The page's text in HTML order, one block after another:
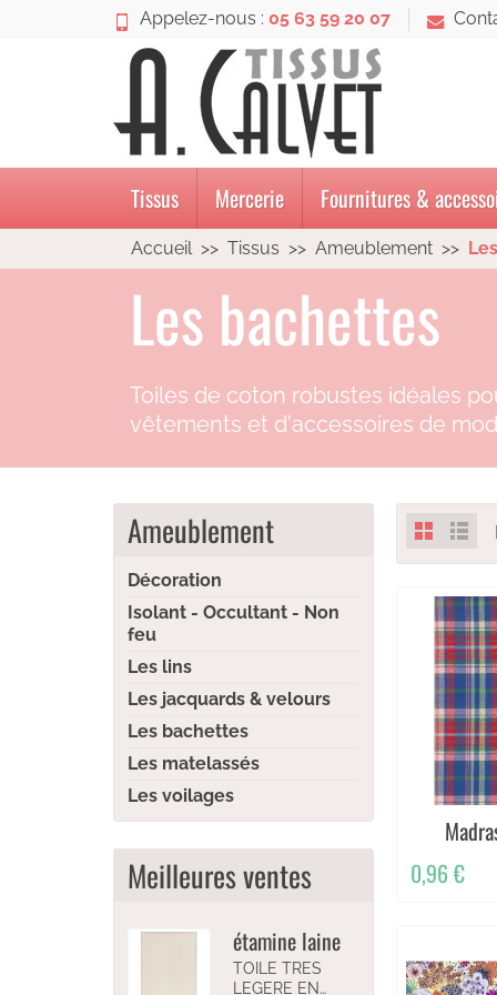
Appelez-nous : 05 63 59 20 07
Tissus Mercerie Fournitures &
Accueil Tissus Ameublement
Les bachettes
Toiles de coton robustes idéales
vêtements et d'accessoires de
Ameublement
Décoration
Isolant - Occultant - Non
feu
Les lins
Les jacquards & velours
Les bachettes
Les matelassés
Les voilages
Meilleures ventes
étamine laine
TOILE TRES
LEGERE EN
0,96 €